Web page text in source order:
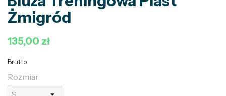
Żmigród
135,00 zł
Brutto
Rozmiar